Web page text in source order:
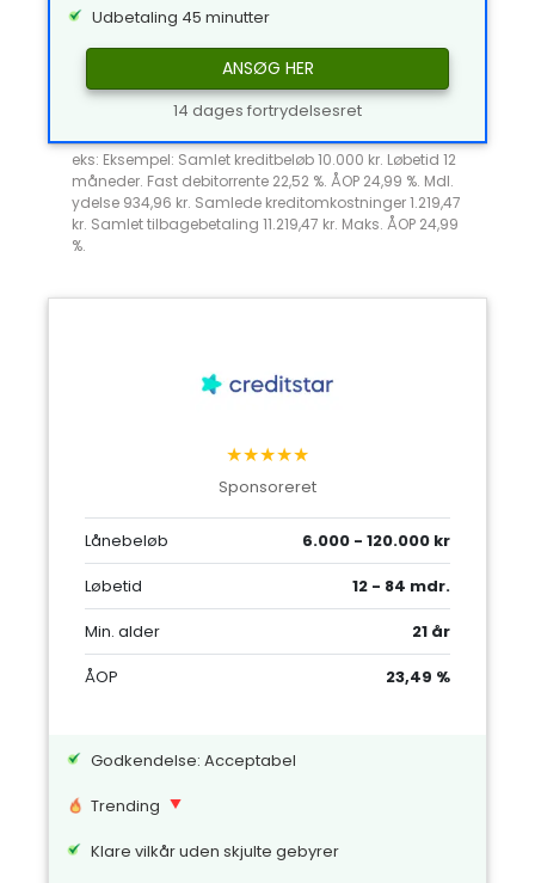
Udbetaling 45 minutter
ANSØG HER
14 dages fortrydelsesret
eks: Eksempel: Samlet kreditbeløb 10.000 kr. Løbetid 12
måneder. Fast debitorrente 22,52 %. ÅOP 24,99 %. Mdl.
ydelse 934,96 kr. Samlede kreditomkostninger 1.219,47
kr. Samlet tilbagebetaling 11.219,47 kr. Maks. ÅOP 24,99
%.
★★★★★
Sponsoreret
Lånebeløb
6.000 - 120.000 kr
Løbetid
12 - 84 mdr.
Min. alder
21 år
ÅOP
23,49 %
Godkendelse: Acceptabel
Trending
Klare vilkår uden skjulte gebyrer